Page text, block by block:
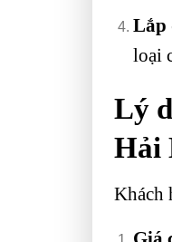
Lắp
loại
Lý
Hải
Khách
Giá